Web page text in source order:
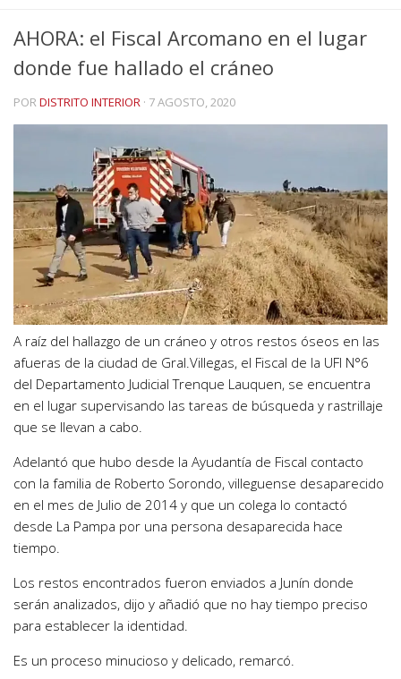
AHORA: el Fiscal Arcomano en el lugar
donde fue hallado el cráneo
PORDISTRITO INTERIOR · 7 AGOSTO, 2020
A raíz del hallazgo de un cráneo y otros restos óseos en las
afueras de la ciudad de Gral.Villegas, el Fiscal de la UFI N°6
del Departamento Judicial Trenque Lauquen, se encuentra
en el lugar supervisando las tareas de búsqueda y rastrillaje
que se llevan a cabo.
Adelantó que hubo desde la Ayudantía de Fiscal contacto
con la familia de Roberto Sorondo, villeguense desaparecido
en el mes de Julio de 2014 y que un colega lo contactó
desde La Pampa por una persona desaparecida hace
tiempo.
Los restos encontrados fueron enviados a Junín donde
serán analizados, dijo y añadió que no hay tiempo preciso
para establecer la identidad.
Es un proceso minucioso y delicado, remarcó.